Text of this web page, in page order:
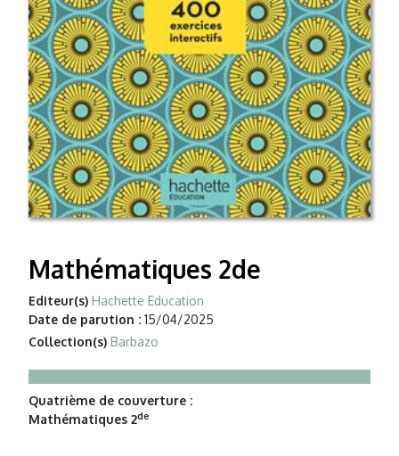
Mathématiques 2de
Editeur(s) Hachette Education
Date de parution : 15/04/2025
Collection(s) Barbazo
Quatrième de couverture :
Mathématiques 2de